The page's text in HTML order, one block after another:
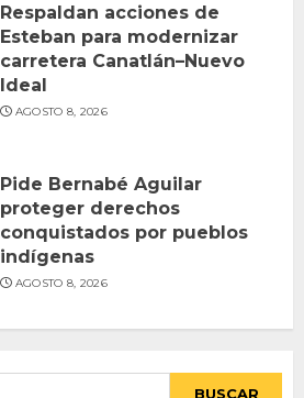
Respaldan acciones de
Esteban para modernizar
carretera Canatlán–Nuevo
Ideal
AGOSTO 8, 2026
Pide Bernabé Aguilar
proteger derechos
conquistados por pueblos
indígenas
AGOSTO 8, 2026